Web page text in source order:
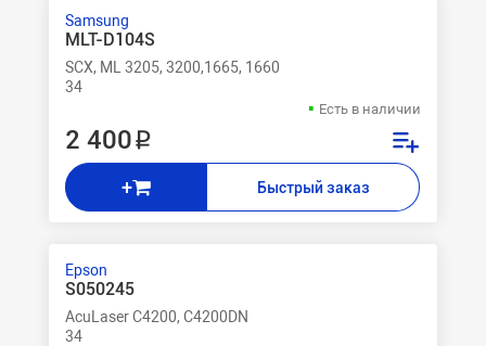
Samsung
MLT-D104S
SCX, ML 3205, 3200,1665, 1660
34
Есть в наличии
2 400 ₽
+ Быстрый заказ
Epson
S050245
AcuLaser C4200, C4200DN
34